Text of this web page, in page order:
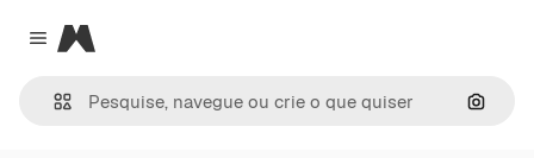
Close menu
Magnific